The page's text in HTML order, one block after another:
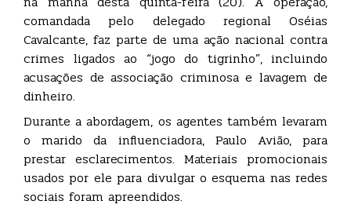
comandada pelo delegado regional Oséias
Cavalcante, faz parte de uma ação nacional contra
crimes ligados ao “jogo do tigrinho”, incluindo
acusações de associação criminosa e lavagem de
dinheiro.
Durante a abordagem, os agentes também levaram
o marido da influenciadora, Paulo Avião, para
prestar esclarecimentos. Materiais promocionais
usados por ele para divulgar o esquema nas redes
sociais foram apreendidos.